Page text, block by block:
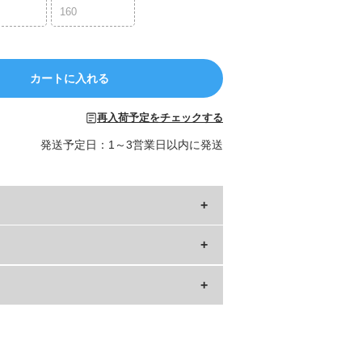
160
カートに入れる
再入荷予定をチェックする
発送予定日：1～3営業日以内に発送